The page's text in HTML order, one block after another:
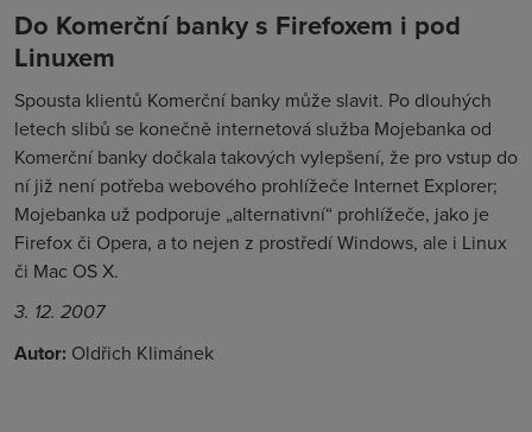
Do Komerční banky s Firefoxem i pod
Linuxem
Spousta klientů Komerční banky může slavit. Po dlouhých
letech slibů se konečně internetová služba Mojebanka od
Komerční banky dočkala takových vylepšení, že pro vstup do
ní již není potřeba webového prohlížeče Internet Explorer;
Mojebanka už podporuje „alternativní“ prohlížeče, jako je
Firefox či Opera, a to nejen z prostředí Windows, ale i Linux
či Mac OS X.
3. 12. 2007
Autor: Oldřich Klimánek